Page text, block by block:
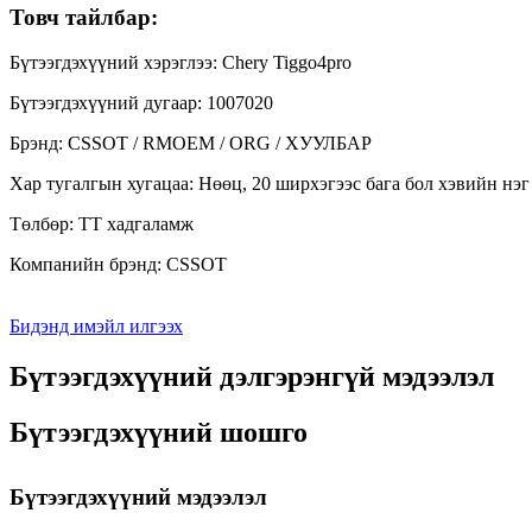
Товч тайлбар:
Бүтээгдэхүүний хэрэглээ: Chery Tiggo4pro
Бүтээгдэхүүний дугаар: 1007020
Брэнд: CSSOT / RMOEM / ORG / ХУУЛБАР
Хар тугалгын хугацаа: Нөөц, 20 ширхэгээс бага бол хэвийн нэг
Төлбөр: TT хадгаламж
Компанийн брэнд: CSSOT
Бидэнд имэйл илгээх
Бүтээгдэхүүний дэлгэрэнгүй мэдээлэл
Бүтээгдэхүүний шошго
Бүтээгдэхүүний мэдээлэл